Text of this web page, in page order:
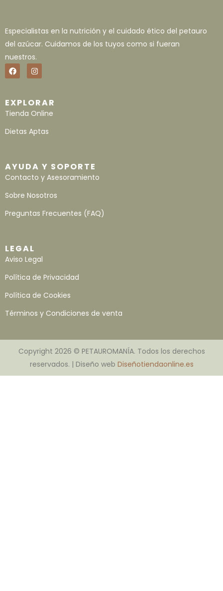
Especialistas en la nutrición y el cuidado ético del petauro
del azúcar. Cuidamos de los tuyos como si fueran
nuestros.
EXPLORAR
Tienda Online
Dietas Aptas
AYUDA Y SOPORTE
Contacto y Asesoramiento
Sobre Nosotros
Preguntas Frecuentes (FAQ)
LEGAL
Aviso Legal
Política de Privacidad
Política de Cookies
Términos y Condiciones de venta
Copyright 2026 © PETAUROMANÍA. Todos los derechos
reservados. | Diseño web Diseñotiendaonline.es